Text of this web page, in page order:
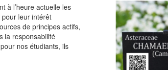
à l’heure actuelle les
pour leur intérêt
de principes actifs,
la responsabilité
nos étudiants, ils